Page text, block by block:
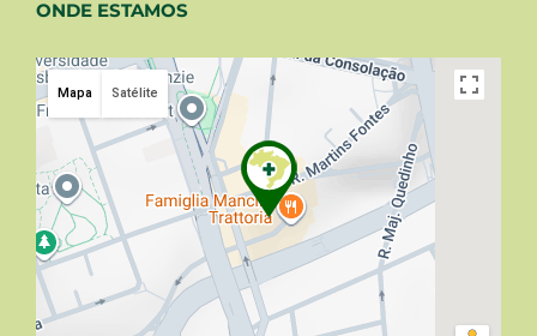
ONDE ESTAMOS
Mapa Satélite